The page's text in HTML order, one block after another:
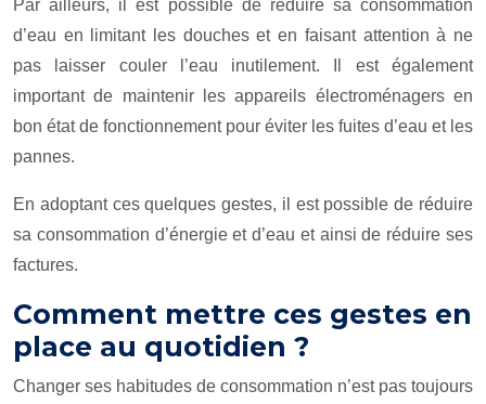
Par ailleurs, il est possible de réduire sa consommation
d’eau en limitant les douches et en faisant attention à ne
pas laisser couler l’eau inutilement. Il est également
important de maintenir les appareils électroménagers en
bon état de fonctionnement pour éviter les fuites d’eau et les
pannes.
En adoptant ces quelques gestes, il est possible de réduire
sa consommation d’énergie et d’eau et ainsi de réduire ses
factures.
Comment mettre ces gestes en
place au quotidien ?
Changer ses habitudes de consommation n’est pas toujours